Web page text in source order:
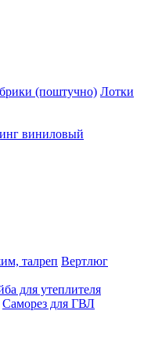
(поштучно) Лотки
виниловый
талреп Вертлюг
для утеплителя
Саморез для ГВЛ